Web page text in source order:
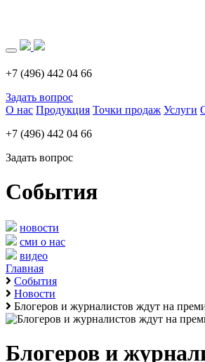
+7 (496) 442 04 66
Задать вопрос
О нас Продукция Точки продаж Услуги
+7 (496) 442 04 66
Задать вопрос
События
новости
сми о нас
видео
Главная
События
Новости
Блогеров и журналистов ждут на
Блогеров и